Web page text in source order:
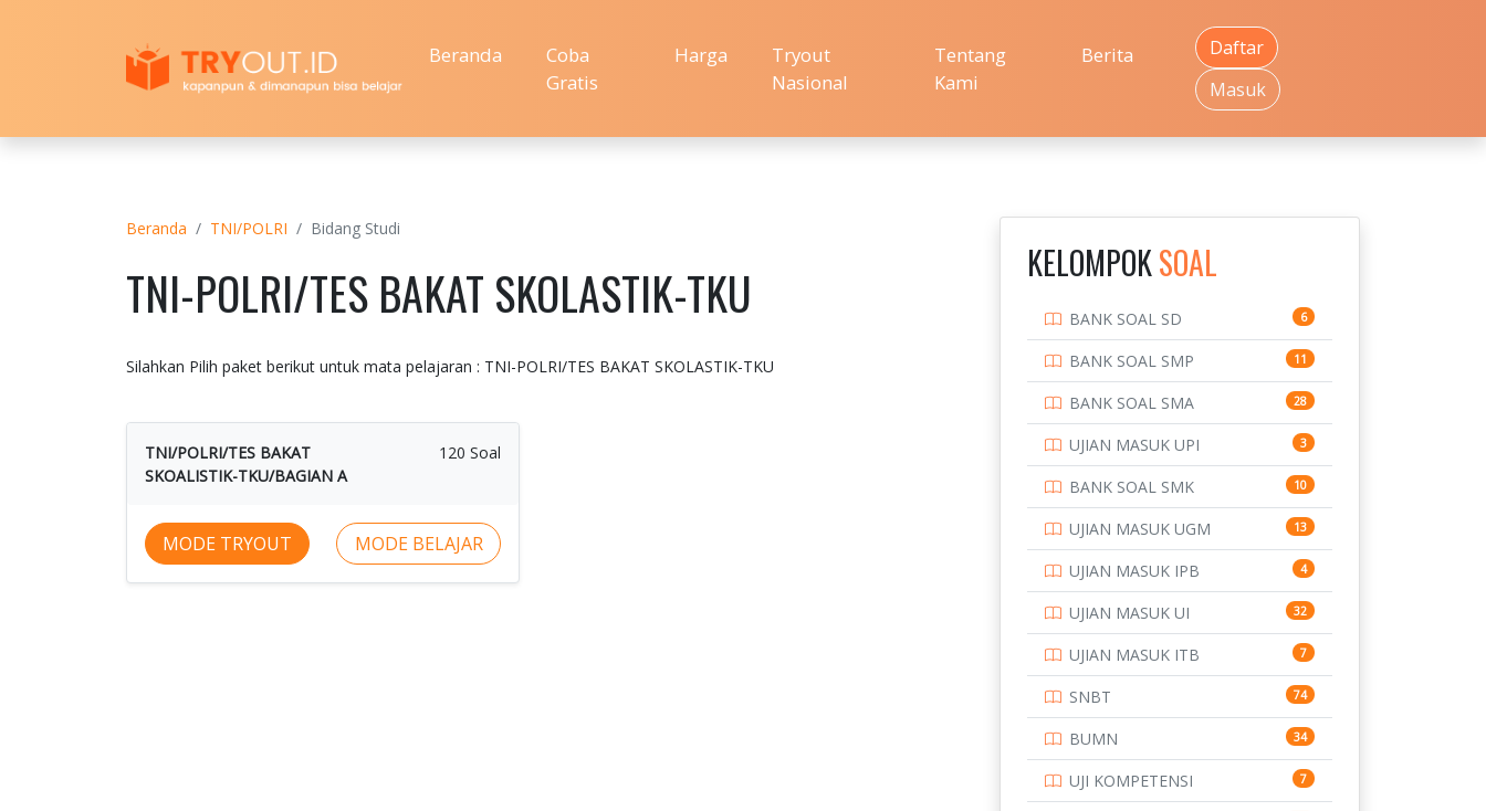
Beranda
Coba
Gratis
Harga
Tryout
Nasional
Tentang
Kami
Berita
Daftar
Masuk
Beranda TNI/POLRI Bidang Studi
TNI-POLRI/TES BAKAT SKOLASTIK-TKU
Silahkan Pilih paket berikut untuk mata pelajaran : TNI-POLRI/TES BAKAT SKOLASTIK-TKU
TNI/POLRI/TES BAKAT
SKOALISTIK-TKU/BAGIAN A
120 Soal
MODE TRYOUT MODE BELAJAR
KELOMPOKSOAL
BANK SOAL SD 6
BANK SOAL SMP 11
BANK SOAL SMA 28
UJIAN MASUK UPI 3
BANK SOAL SMK 10
UJIAN MASUK UGM 13
UJIAN MASUK IPB 4
UJIAN MASUK UI 32
UJIAN MASUK ITB 7
SNBT 74
BUMN 34
UJI KOMPETENSI 7